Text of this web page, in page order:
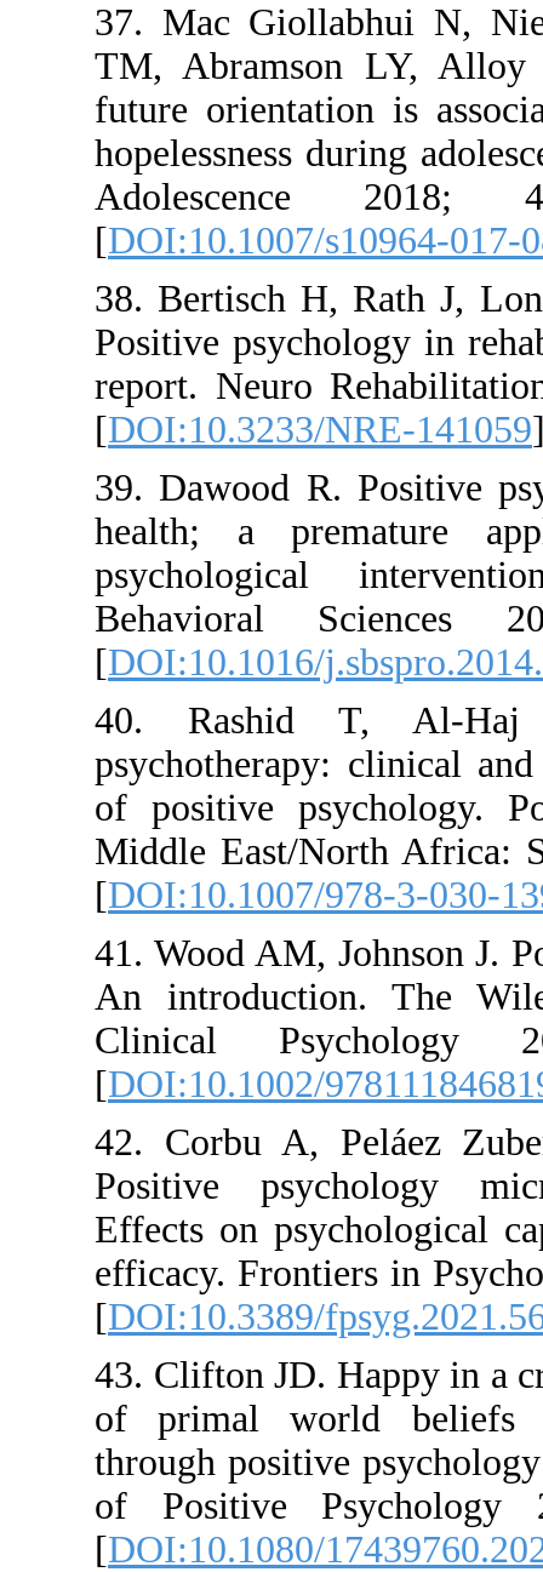
37. Mac
TM,
future
[
38.
Positive
report.
[
39.
health; a
[
40.
of
Middle
[
41. Wood
An
Clinical
[
42. Corbu
Positive
Effects on
efficacy.
[
43. Clifton
of primal
through
of
[